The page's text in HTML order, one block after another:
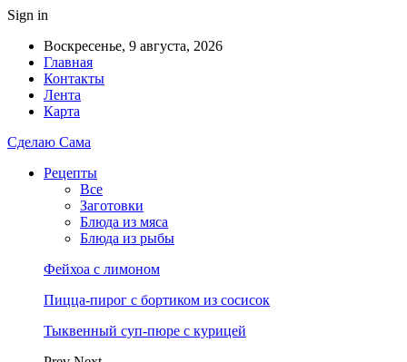
Sign in
Воскресенье, 9 августа, 2026
Главная
Контакты
Лента
Карта
Сделаю Сама
Рецепты
Все
Заготовки
Блюда из мяса
Блюда из рыбы
Фейхоа с лимоном
Пицца-пирог с бортиком из сосисок
Тыквенный суп-пюре с курицей